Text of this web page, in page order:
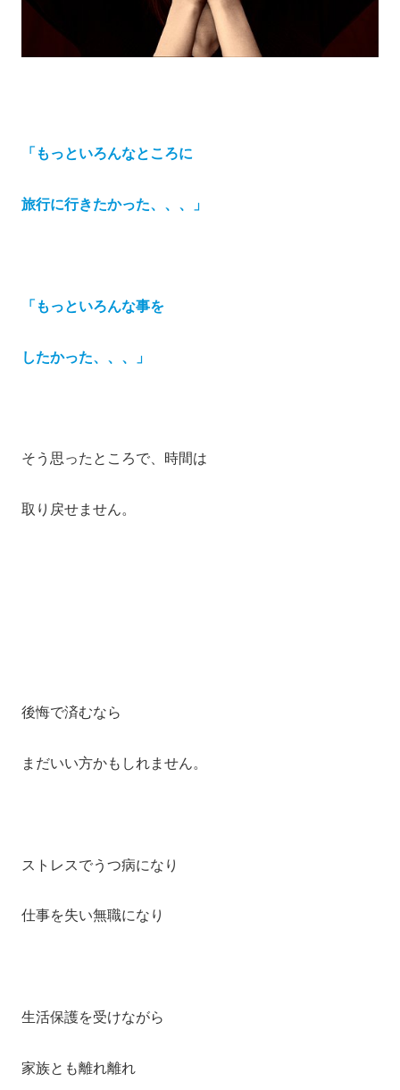
「もっといろんなところに
旅行に行きたかった、、、」
「もっといろんな事を
したかった、、、」
そう思ったところで、時間は
取り戻せません。
後悔で済むなら
まだいい方かもしれません。
ストレスでうつ病になり
仕事を失い無職になり
生活保護を受けながら
家族とも離れ離れ